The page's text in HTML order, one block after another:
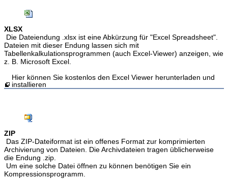
XLSX
Die Dateiendung .xlsx ist eine Abkürzung für "Excel Spreadsheet".
Dateien mit dieser Endung lassen sich mit
Tabellenkalkulationsprogrammen (auch Excel-Viewer) anzeigen, wie
z. B. Microsoft Excel.
Hier können Sie kostenlos den Excel Viewer herunterladen und
installieren
ZIP
Das ZIP-Dateiformat ist ein offenes Format zur komprimierten
Archivierung von Dateien. Die Archivdateien tragen üblicherweise
die Endung .zip.
Um eine solche Datei öffnen zu können benötigen Sie ein
Kompressionsprogramm.